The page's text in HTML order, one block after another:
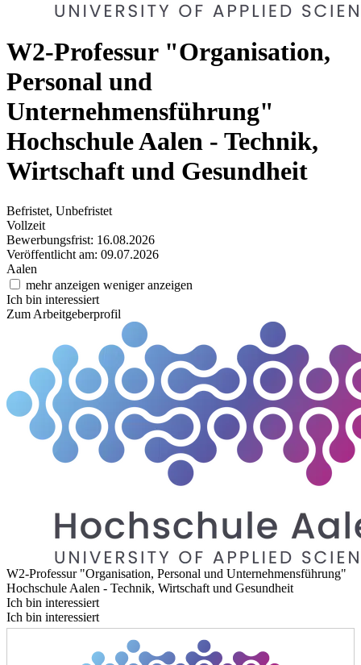
W2-Professur "Organisation,
Personal und
Unternehmensführung"
Hochschule Aalen - Technik,
Wirtschaft und Gesundheit
Befristet, Unbefristet
Vollzeit
Bewerbungsfrist: 16.08.2026
Veröffentlicht am: 09.07.2026
Aalen
mehr anzeigen weniger anzeigen
Ich bin interessiert
Zum Arbeitgeberprofil
W2-Professur "Organisation, Personal und Unternehmensführung"
Hochschule Aalen - Technik, Wirtschaft und Gesundheit
Ich bin interessiert
Ich bin interessiert